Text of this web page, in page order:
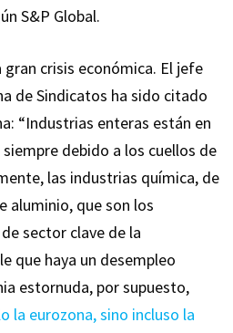
S&P Global.
crisis económica. El jefe
de Sindicatos ha sido citado
“Industrias enteras están en
debido a los cuellos de
las industrias química, de
aluminio, que son los
sector clave de la
que haya un desempleo
estornuda, por supuesto,
la eurozona, sino incluso la